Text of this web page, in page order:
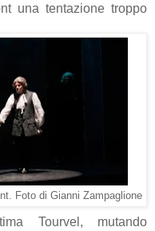
una tentazione troppo
Foto di Gianni Zampaglione
Tourvel, mutando